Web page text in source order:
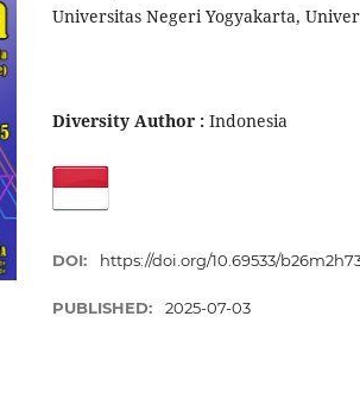
Universitas Negeri Yogyakarta,
Diversity Author : Indonesia
DOI: https://doi.org/10.69533/
PUBLISHED: 2025-07-03